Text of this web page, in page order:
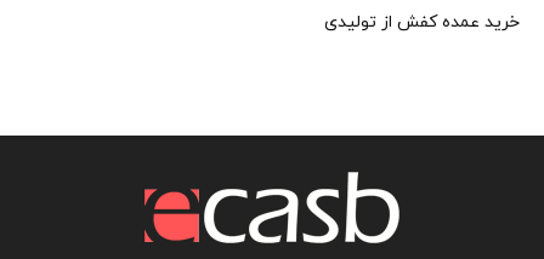
خرید عمده کفش از تولیدی